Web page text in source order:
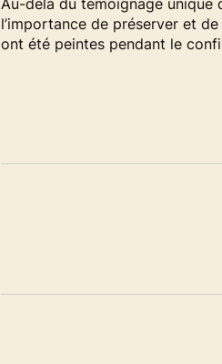
Au-delà du témoignage unique
l’importance de préserver et
ont été peintes pendant le